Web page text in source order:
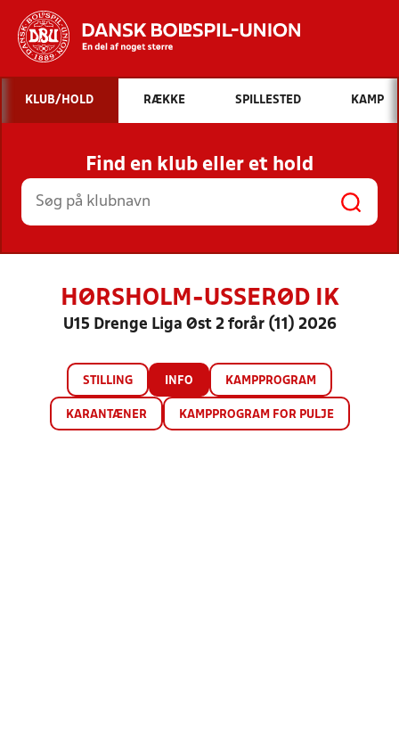
Hvad vil du søge efter?
INDHOLD OG NYHEDER
STILLINGER, RESULTATER, KLUBBER OG
HOLD
KLUB/HOLD RÆKKE SPILLESTED KAMP
Find en klub eller et hold
HØRSHOLM-USSERØD IK
U15 Drenge Liga Øst 2 forår (11) 2026
STILLING INFO KAMPPROGRAM
KARANTÆNER KAMPPROGRAM FOR PULJE